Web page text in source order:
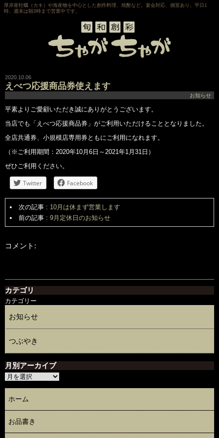
厚岸産牡蠣（カキ）や海産物を中心とした創作料理、焼酎など。宴会対応、個室あり。平日1
時、週末は朝3時まで営業中です。
2020.10.06
えべつ応援商品券使えます
お知らせ
平素よりご愛顧いただき誠にありがとうございます。
当店でも「えべつ応援商品券」がご利用いただけることとなりました。
全店共通券、小規模店専用券ともにご利用になれます。
（※ご利用期間：2020年10月6日～2021年1月31日）
ぜひご利用ください。
Twitter Facebook
次の記事 : 10月は休まず営業します
前の記事 :9月定休日のお知らせ
コメント:
カテゴリ
カテゴリー
お知らせ
つぶやき
月別アーカイブ
ホーム
お品書き